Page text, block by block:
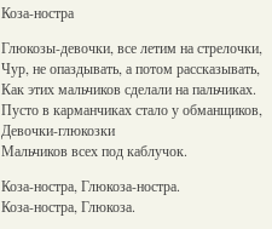
Коза-ностра
Глюкозы-девочки, все летим на стрелочки,
Чур, не опаздывать, а потом рассказывать,
Как этих мальчиков сделали на пальчиках.
Пусто в карманчиках стало у обманщиков,
Девочки-глюкозки
Мальчиков всех под каблучок.
Коза-ностра, Глюкоза-ностра.
Коза-ностра, Глюкоза.